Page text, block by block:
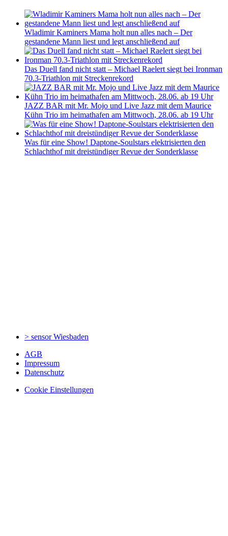
Wladimir Kaminers Mama holt nun alles nach – Der
gestandene Mann liest und legt anschließend auf
Das Duell fand nicht statt – Michael Raelert siegt bei Ironman
70.3-Triathlon mit Streckenrekord
JAZZ BAR mit Mr. Mojo und Live Jazz mit dem Maurice
Kühn Trio im heimathafen am Mittwoch, 28.06. ab 19 Uhr
Was für eine Show! Daptone-Soulstars elektrisierten den
Schlachthof mit dreistündiger Revue der Sonderklasse
> sensorWiesbaden
AGB
Impressum
Datenschutz
Cookie Einstellungen